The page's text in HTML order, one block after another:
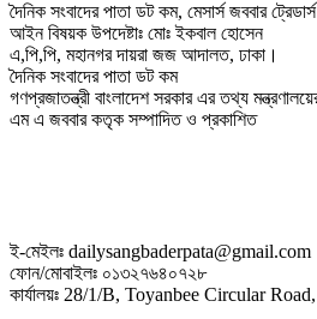
দৈনিক সংবাদের পাতা ডট কম, মেসার্স জববার
আইন বিষয়ক উপদেষ্টাঃ মোঃ ইকবাল হোসেন
এ,পি,পি, মহানগর দায়রা জজ আদালত, ঢাকা।
দৈনিক সংবাদের পাতা ডট কম
গণপ্রজাতন্ত্রী বাংলাদেশ সরকার এর তথ্য
এম এ জববার কতৃক সম্পাদিত ও প্রকাশিত
ই-মেইলঃ dailysangbaderpata@gmail.com
ফোন/মোবাইলঃ ০১৩২৭৬৪০৭২৮
কার্যালয়ঃ 28/1/B, Toyanbee Circular